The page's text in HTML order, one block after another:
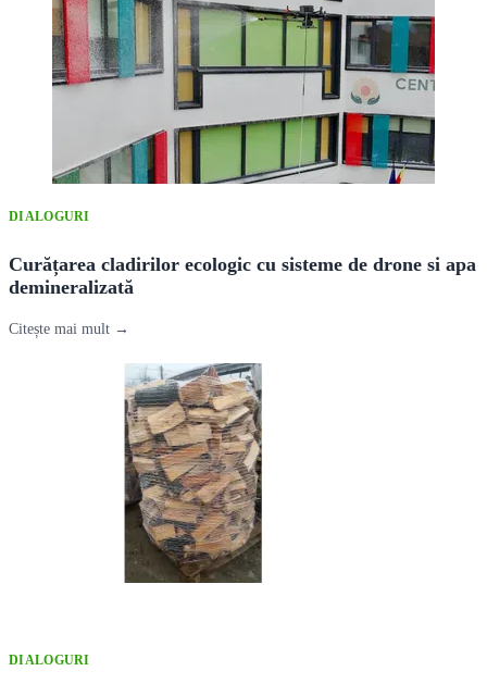
DIALOGURI
Curățarea cladirilor ecologic cu sisteme de drone si apa
demineralizată
Citește mai mult →
DIALOGURI